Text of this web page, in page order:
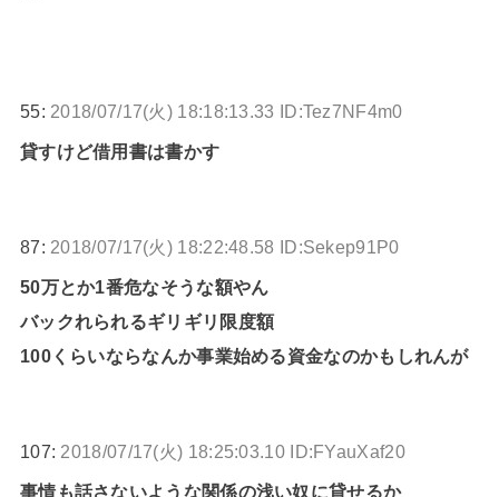
55: 2018/07/17(火) 18:18:13.33 ID:Tez7NF4m0
貸すけど借用書は書かす
87: 2018/07/17(火) 18:22:48.58 ID:Sekep91P0
50万とか1番危なそうな額やん
バックれられるギリギリ限度額
100くらいならなんか事業始める資金なのかもしれんが
107: 2018/07/17(火) 18:25:03.10 ID:FYauXaf20
事情も話さないような関係の浅い奴に貸せるか